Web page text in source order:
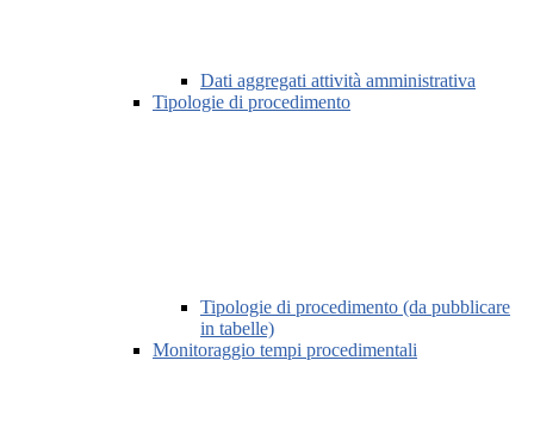
Dati aggregati attività amministrativa
Tipologie di procedimento
Tipologie di procedimento (da pubblicare
in tabelle)
Monitoraggio tempi procedimentali